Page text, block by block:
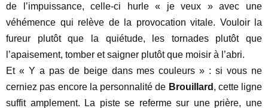
de l’impuissance, celle-ci hurle « je veux » avec une
véhémence qui relève de la provocation vitale. Vouloir la
fureur plutôt que la quiétude, les tornades plutôt que
l’apaisement, tomber et saigner plutôt que moisir à l’abri.
Et « Y a pas de beige dans mes couleurs » : si vous ne
cerniez pas encore la personnalité de Brouillard , cette ligne
suffit amplement. La piste se referme sur une prière, une